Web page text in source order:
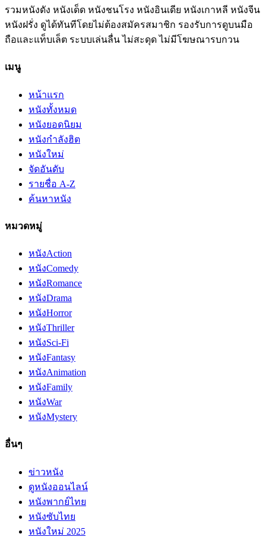
รวมหนังดัง หนังเด็ด หนังชนโรง หนังอินเดีย หนังเกาหลี หนังจีน
หนังฝรั่ง ดูได้ทันทีโดยไม่ต้องสมัครสมาชิก รองรับการดูบนมือ
ถือและแท็บเล็ต ระบบเล่นลื่น ไม่สะดุด ไม่มีโฆษณารบกวน
เมนู
หน้าแรก
หนังทั้งหมด
หนังยอดนิยม
หนังกำลังฮิต
หนังใหม่
จัดอันดับ
รายชื่อ A-Z
ค้นหาหนัง
หมวดหมู่
หนังAction
หนังComedy
หนังRomance
หนังDrama
หนังHorror
หนังThriller
หนังSci-Fi
หนังFantasy
หนังAnimation
หนังFamily
หนังWar
หนังMystery
อื่นๆ
ข่าวหนัง
ดูหนังออนไลน์
หนังพากย์ไทย
หนังซับไทย
หนังใหม่ 2025